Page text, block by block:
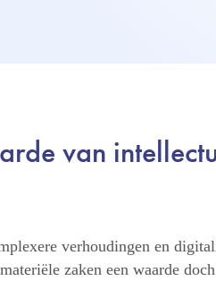
van
verhoudingen en
zaken een waarde